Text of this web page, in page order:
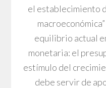
el establecimiento
equilibrio actual
monetaria: el
estímulo del
debe servir de